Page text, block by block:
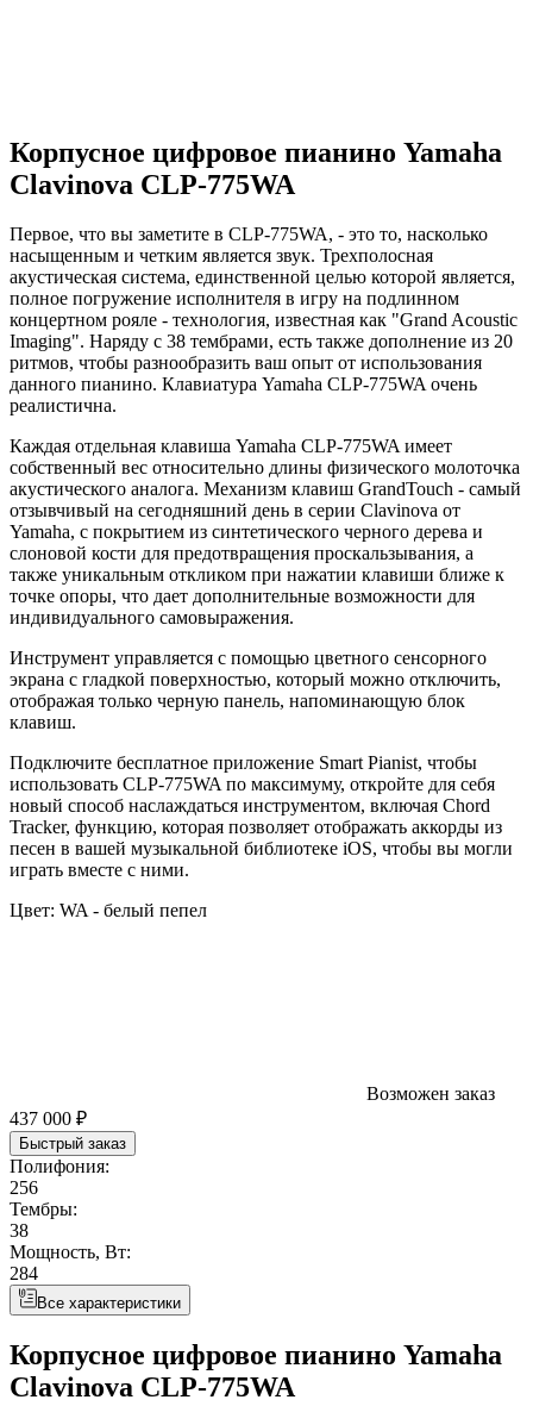
Корпусное цифровое пианино Yamaha
Clavinova CLP-775WA
Первое, что вы заметите в CLP-775WA, - это то, насколько
насыщенным и четким является звук. Трехполосная
акустическая система, единственной целью которой является,
полное погружение исполнителя в игру на подлинном
концертном рояле - технология, известная как "Grand Acoustic
Imaging". Наряду с 38 тембрами, есть также дополнение из 20
ритмов, чтобы разнообразить ваш опыт от использования
данного пианино. Клавиатура Yamaha CLP-775WA очень
реалистична.
Каждая отдельная клавиша Yamaha CLP-775WA имеет
собственный вес относительно длины физического молоточка
акустического аналога. Механизм клавиш GrandTouch - самый
отзывчивый на сегодняшний день в серии Clavinova от
Yamaha, с покрытием из синтетического черного дерева и
слоновой кости для предотвращения проскальзывания, а
также уникальным откликом при нажатии клавиши ближе к
точке опоры, что дает дополнительные возможности для
индивидуального самовыражения.
Инструмент управляется с помощью цветного сенсорного
экрана с гладкой поверхностью, который можно отключить,
отображая только черную панель, напоминающую блок
клавиш.
Подключите бесплатное приложение Smart Pianist, чтобы
использовать CLP-775WA по максимуму, откройте для себя
новый способ наслаждаться инструментом, включая Chord
Tracker, функцию, которая позволяет отображать аккорды из
песен в вашей музыкальной библиотеке iOS, чтобы вы могли
играть вместе с ними.
Цвет: WA - белый пепел
Возможен заказ
437 000 ₽
Быстрый заказ
Полифония:
256
Тембры:
38
Мощность, Вт:
284
Все характеристики
Корпусное цифровое пианино Yamaha
Clavinova CLP-775WA